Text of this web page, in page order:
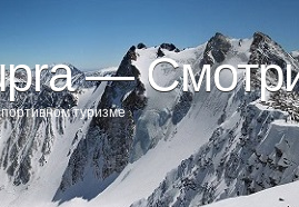
—
туризме